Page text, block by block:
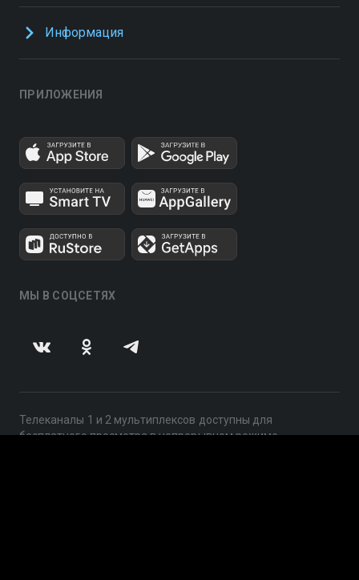
Информация
ПРИЛОЖЕНИЯ
МЫ В СОЦСЕТЯХ
Телеканалы 1 и 2 мультиплексов доступны для
бесплатного просмотра в непрерывном режиме,